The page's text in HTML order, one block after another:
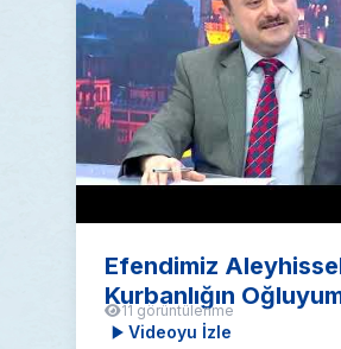
Efendimiz
Kurbanlığın
11 görüntülenme
Videoyu İzle